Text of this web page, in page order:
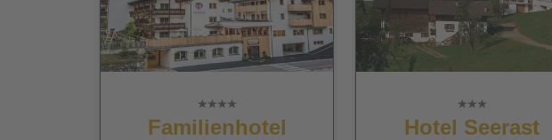
Familienhotel
Hotel Seerast